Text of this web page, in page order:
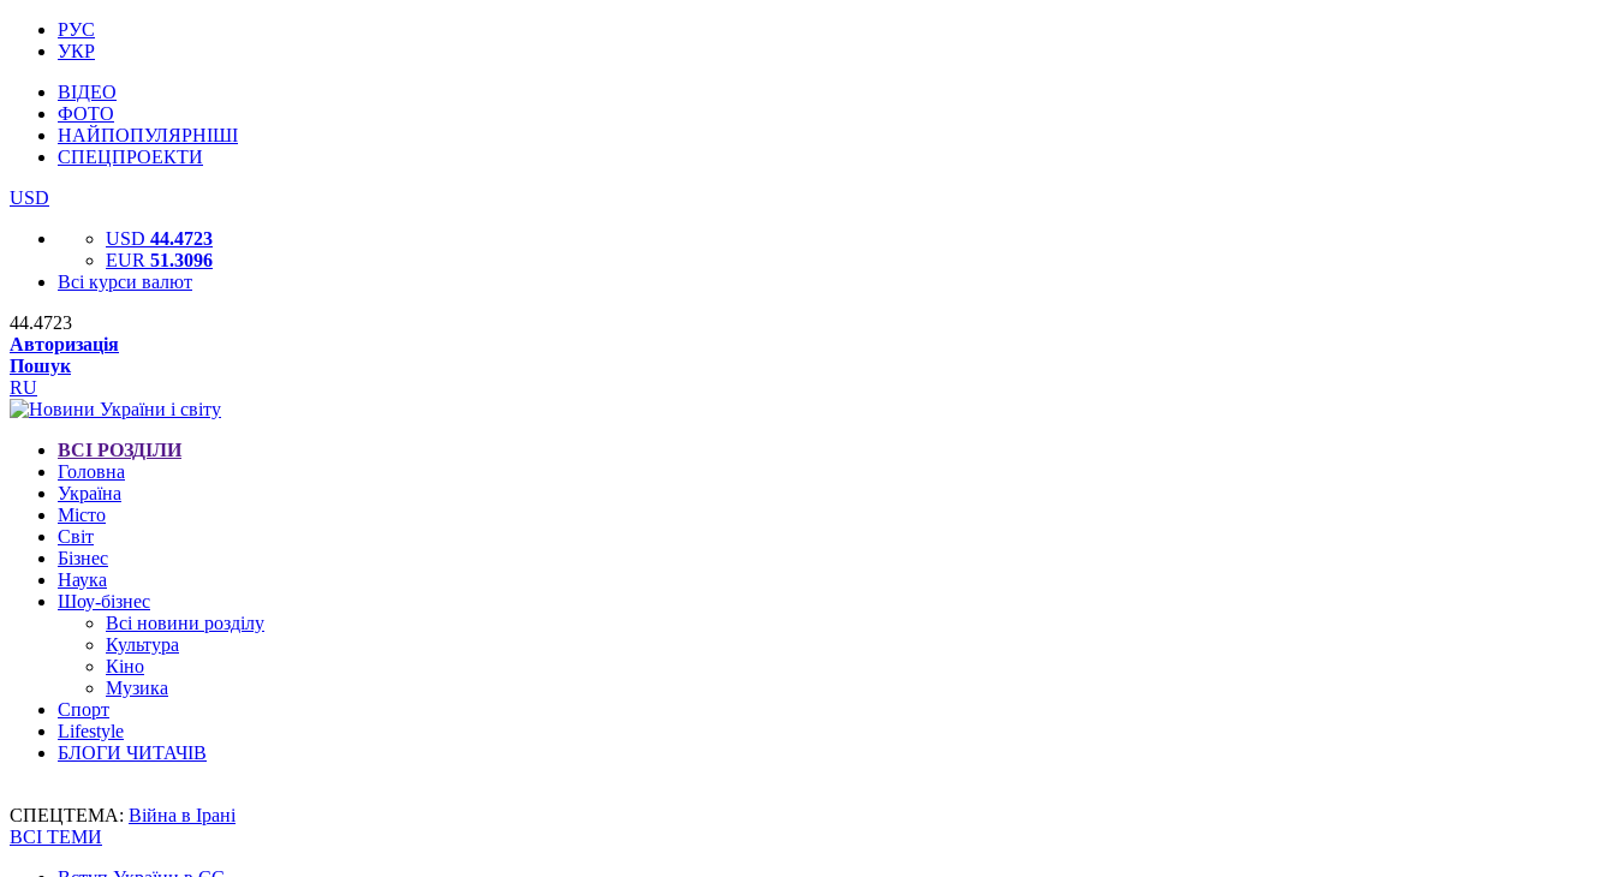
РУС
УКР
ВІДЕО
ФОТО
НАЙПОПУЛЯРНІШІ
СПЕЦПРОЕКТИ
USD
USD 44.4723
EUR 51.3096
Всі курси валют
44.4723
Авторизація
Пошук
RU
ВСІ РОЗДІЛИ
Головна
Україна
Місто
Світ
Бізнес
Наука
Шоу-бізнес
Всі новини розділу
Культура
Кіно
Музика
Спорт
Lifestyle
БЛОГИ ЧИТАЧІВ
СПЕЦТЕМА: Війна в Ірані
ВСІ ТЕМИ